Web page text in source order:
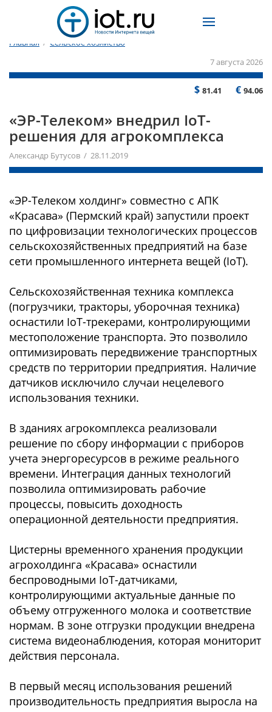
Главная / Сельское хозяйство
7 августа 2026
$ 81.41 € 94.06
«ЭР-Телеком» внедрил IoT-
решения для агрокомплекса
Александр Бутусов / 28.11.2019
«ЭР-Телеком холдинг» совместно с АПК
«Красава» (Пермский край) запустили проект
по цифровизации технологических процессов
сельскохозяйственных предприятий на базе
сети промышленного интернета вещей (IoT).
Сельскохозяйственная техника комплекса
(погрузчики, тракторы, уборочная техника)
оснастили IoT-трекерами, контролирующими
местоположение транспорта. Это позволило
оптимизировать передвижение транспортных
средств по территории предприятия. Наличие
датчиков исключило случаи нецелевого
использования техники.
В зданиях агрокомплекса реализовали
решение по сбору информации с приборов
учета энергоресурсов в режиме реального
времени. Интеграция данных технологий
позволила оптимизировать рабочие
процессы, повысить доходность
операционной деятельности предприятия.
Цистерны временного хранения продукции
агрохолдинга «Красава» оснастили
беспроводными IoT-датчиками,
контролирующими актуальные данные по
объему отгруженного молока и соответствие
нормам. В зоне отгрузки продукции внедрена
система видеонаблюдения, которая мониторит
действия персонала.
В первый месяц использования решений
производительность предприятия выросла на